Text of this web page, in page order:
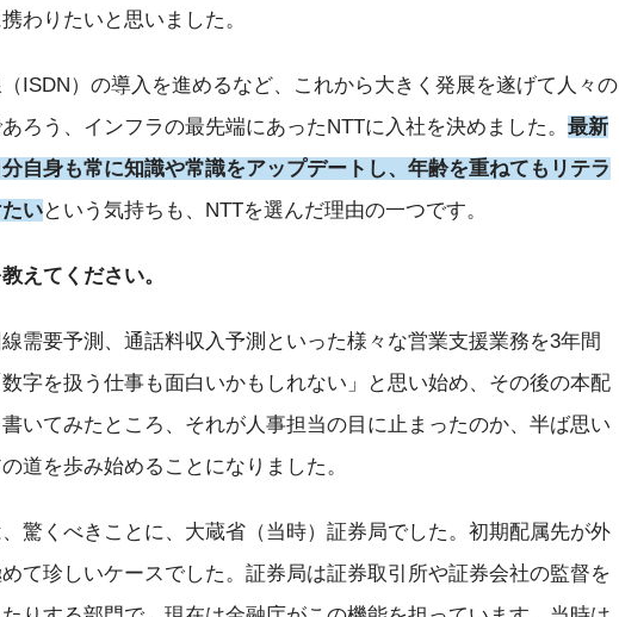
わりたいと思いました。
ISDN）の導入を進めるなど、これから大きく発展を遂げて人々の
ろう、インフラの最先端にあったNTTに入社を決めました。 最新
自身も常に知識や常識をアップデートし、年齢を重ねてもリテラ
いという気持ちも、NTTを選んだ理由の一つです。
えてください。
需要予測、通話料収入予測といった様々な営業支援業務を3年間
字を扱う仕事も面白いかもしれない」と思い始め、その後の本配
いてみたところ、それが人事担当の目に止まったのか、半ば思い
道を歩み始めることになりました。
驚くべきことに、大蔵省（当時）証券局でした。初期配属先が外
て珍しいケースでした。証券局は証券取引所や証券会社の監督を